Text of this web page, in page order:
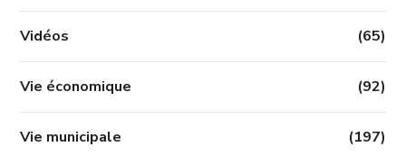
Vidéos (65)
Vie économique (92)
Vie municipale (197)